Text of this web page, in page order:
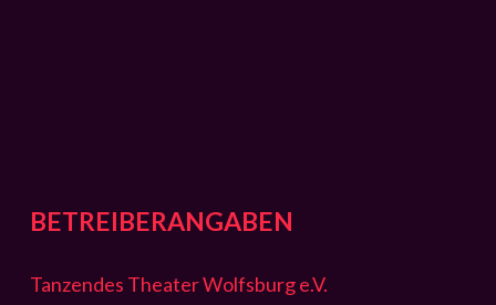
BETREIBERANGABEN
Tanzendes Theater Wolfsburg e.V.